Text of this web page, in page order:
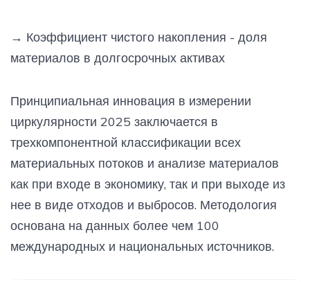
→ Коэффициент чистого накопления - доля
материалов в долгосрочных активах
Принципиальная инновация в измерении
циркулярности 2025 заключается в
трехкомпонентной классификации всех
материальных потоков и анализе материалов
как при входе в экономику, так и при выходе из
нее в виде отходов и выбросов. Методология
основана на данных более чем 100
международных и национальных источников.